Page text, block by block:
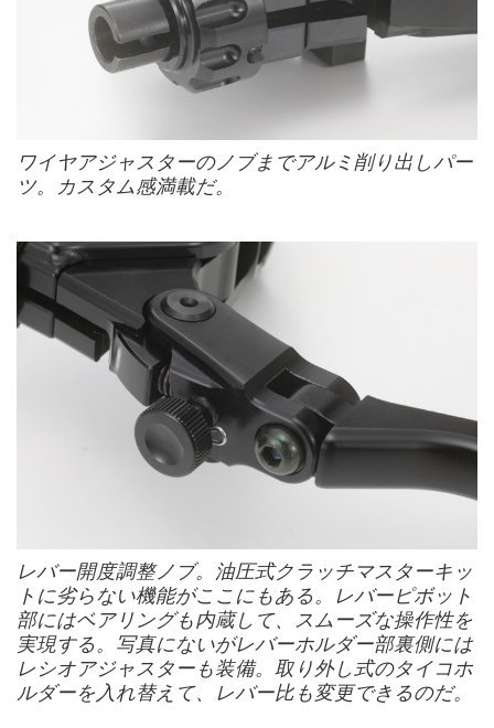
ワイヤアジャスターのノブまでアルミ削り出しパー
ツ。カスタム感満載だ。
レバー開度調整ノブ。油圧式クラッチマスターキッ
トに劣らない機能がここにもある。レバーピボット
部にはベアリングも内蔵して、スムーズな操作性を
実現する。写真にないがレバーホルダー部裏側には
レシオアジャスターも装備。取り外し式のタイコホ
ルダーを入れ替えて、レバー比も変更できるのだ。